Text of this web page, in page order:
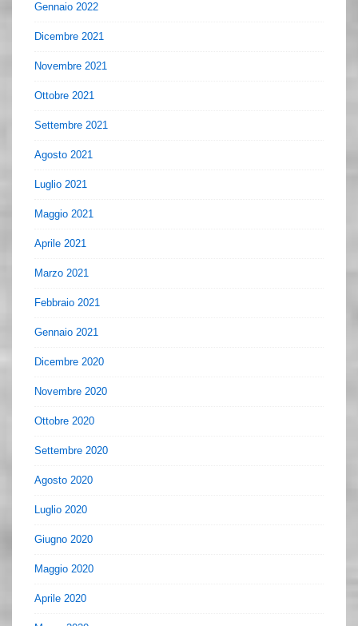
Gennaio 2022
Dicembre 2021
Novembre 2021
Ottobre 2021
Settembre 2021
Agosto 2021
Luglio 2021
Maggio 2021
Aprile 2021
Marzo 2021
Febbraio 2021
Gennaio 2021
Dicembre 2020
Novembre 2020
Ottobre 2020
Settembre 2020
Agosto 2020
Luglio 2020
Giugno 2020
Maggio 2020
Aprile 2020